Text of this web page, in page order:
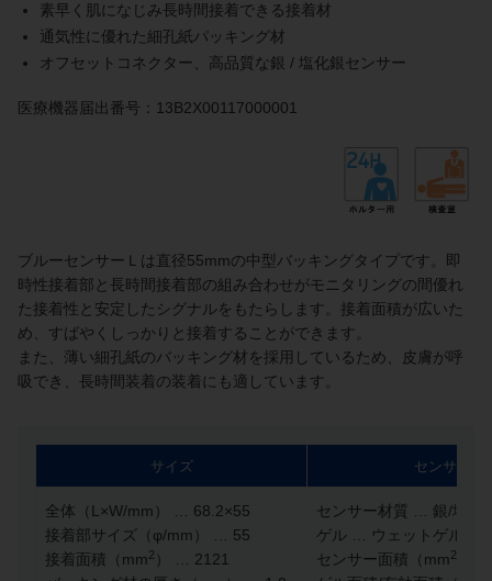
素早く肌になじみ長時間接着できる接着材
通気性に優れた細孔紙パッキング材
オフセットコネクター、高品質な銀 / 塩化銀センサー
医療機器届出番号：13B2X00117000001
ブルーセンサーＬは直径55mmの中型バッキングタイプです。即
時性接着部と長時間接着部の組み合わせがモニタリングの間優れ
た接着性と安定したシグナルをもたらします。接着面積が広いた
め、すばやくしっかりと接着することができます。
また、薄い細孔紙のバッキング材を採用しているため、皮膚が呼
吸でき、長時間装着の装着にも適しています。
サイズ センサー
全体（L×W/mm） … 68.2×55
接着部サイズ（φ/mm） … 55
接着面積（mm2 ） … 2121
センサー材質 … 銀/塩化
ゲル … ウェットゲル
センサー面積（mm2